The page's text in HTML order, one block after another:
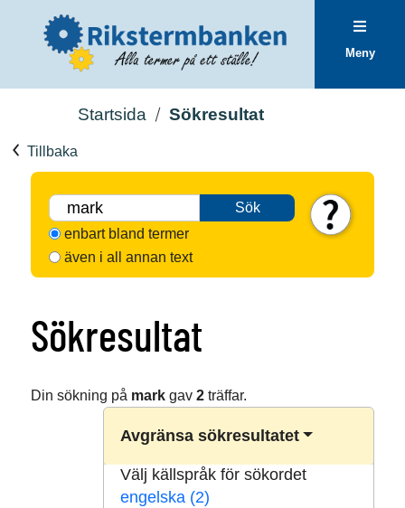
Meny
Startsida Sökresultat
Tillbaka
Sök
enbart bland termer
även i all annan text
Sökresultat
Din sökning på markgav 2träffar.
Avgränsa sökresultatet
Välj källspråk för sökordet
engelska (2)